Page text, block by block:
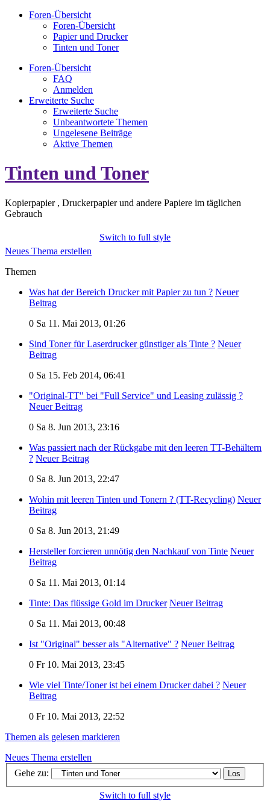
Foren-Übersicht
Foren-Übersicht
Papier und Drucker
Tinten und Toner
Foren-Übersicht
FAQ
Anmelden
Erweiterte Suche
Erweiterte Suche
Unbeantwortete Themen
Ungelesene Beiträge
Aktive Themen
Tinten und Toner
Kopierpapier , Druckerpapier und andere Papiere im täglichen
Gebrauch
Switch to full style
Neues Thema erstellen
Themen
Was hat der Bereich Drucker mit Papier zu tun ? Neuer
Beitrag
0 Sa 11. Mai 2013, 01:26
Sind Toner für Laserdrucker günstiger als Tinte ? Neuer
Beitrag
0 Sa 15. Feb 2014, 06:41
"Original-TT" bei "Full Service" und Leasing zulässig ?
Neuer Beitrag
0 Sa 8. Jun 2013, 23:16
Was passiert nach der Rückgabe mit den leeren TT-Behältern
? Neuer Beitrag
0 Sa 8. Jun 2013, 22:47
Wohin mit leeren Tinten und Tonern ? (TT-Recycling) Neuer
Beitrag
0 Sa 8. Jun 2013, 21:49
Hersteller forcieren unnötig den Nachkauf von Tinte Neuer
Beitrag
0 Sa 11. Mai 2013, 01:14
Tinte: Das flüssige Gold im Drucker Neuer Beitrag
0 Sa 11. Mai 2013, 00:48
Ist "Original" besser als "Alternative" ? Neuer Beitrag
0 Fr 10. Mai 2013, 23:45
Wie viel Tinte/Toner ist bei einem Drucker dabei ? Neuer
Beitrag
0 Fr 10. Mai 2013, 22:52
Themen als gelesen markieren
Neues Thema erstellen
Gehe zu:
Switch to full style